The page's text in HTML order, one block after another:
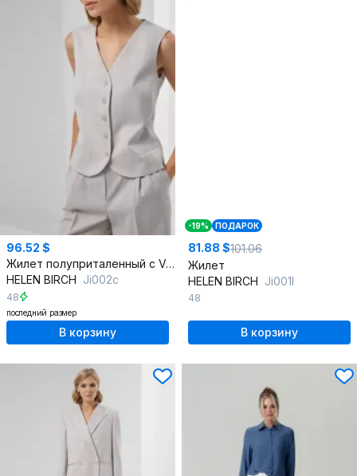
96.52 $
Жилет полуприталенный с V-вырезом и декоративными карманами
HELEN BIRCH Ji002с
48
последний размер
В корзину
-19% ПОДАРОК
81.88 $101.06
Жилет
HELEN BIRCH Ji001l
48
В корзину